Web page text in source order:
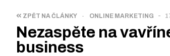
ZPĚT NA ČLÁNKY - ONLINE MARKETING -
Nezaspěte na
business